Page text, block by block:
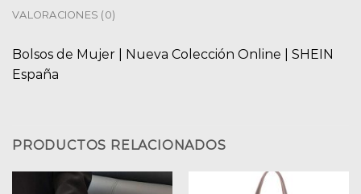
VALORACIONES (0)
Bolsos de Mujer | Nueva Colección Online | SHEIN
España
PRODUCTOS RELACIONADOS